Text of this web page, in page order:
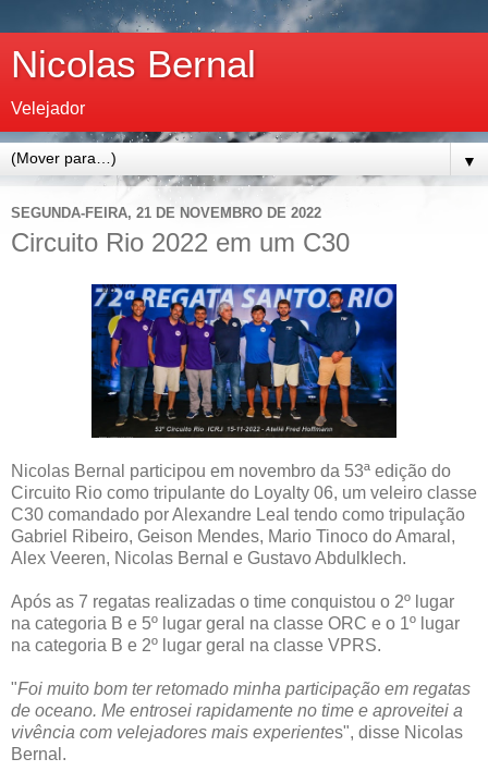
Nicolas Bernal
Velejador
▼
SEGUNDA-FEIRA, 21 DE NOVEMBRO DE 2022
Circuito Rio 2022 em um C30
Nicolas Bernal participou em novembro da 53ª edição do
Circuito Rio como tripulante do Loyalty 06, um veleiro classe
C30 comandado por Alexandre Leal tendo como tripulação
Gabriel Ribeiro, Geison Mendes, Mario Tinoco do Amaral,
Alex Veeren, Nicolas Bernal e Gustavo Abdulklech.
Após as 7 regatas realizadas o time conquistou o 2º lugar
na categoria B e 5º lugar geral na classe ORC e o 1º lugar
na categoria B e 2º lugar geral na classe VPRS.
"Foi muito bom ter retomado minha participação em regatas
de oceano. Me entrosei rapidamente no time e aproveitei a
vivência com velejadores mais experientes", disse Nicolas
Bernal.